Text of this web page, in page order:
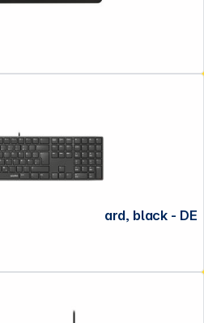
Speedlink RIVA Scissor Slim Metal Keyboard, black - DE